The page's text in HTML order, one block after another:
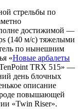
стрельбы по
достижимой —
(140 м/с) тяжелыми
по нынешним
«Новые арбалеты
TRX 515» —
день блочных
описание
повышающей
«Twin Riser».